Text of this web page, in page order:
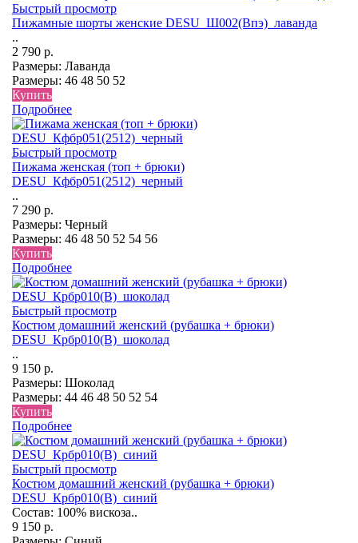
Быстрый просмотр
Пижамные шорты женские DESU_Ш002(Впэ)_лаванда
..
2 790 р.
Размеры: Лаванда
Размеры: 46 48 50 52
Купить
Подробнее
Быстрый просмотр
Пижама женская (топ + брюки)
DESU_Кфбр051(2512)_черный
..
7 290 р.
Размеры: Черный
Размеры: 46 48 50 52 54 56
Купить
Подробнее
Быстрый просмотр
Костюм домашний женский (рубашка + брюки)
DESU_Крбр010(В)_шоколад
..
9 150 р.
Размеры: Шоколад
Размеры: 44 46 48 50 52 54
Купить
Подробнее
Быстрый просмотр
Костюм домашний женский (рубашка + брюки)
DESU_Крбр010(В)_синий
Состав: 100% вискоза..
9 150 р.